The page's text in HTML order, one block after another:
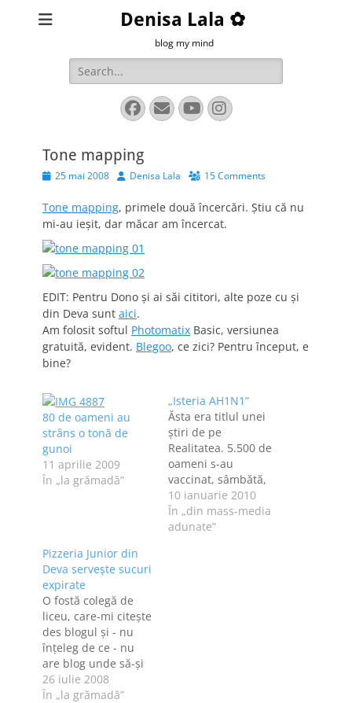
Denisa Lala ✿
blog my mind
Search
for:
Facebook
EmailYouTube
Instagram
Tone mapping
Posted
25 mai 2008 AuthorDenisa Lala 15 Comments
Tone mapping, primele două încercări. Ştiu că nu
mi-au ieşit, dar măcar am încercat.
EDIT: Pentru Dono şi ai săi cititori, alte poze cu şi
din Deva sunt aici.
Am folosit softul Photomatix Basic, versiunea
gratuită, evident. Blegoo, ce zici? Pentru început, e
bine?
80 de oameni au
strâns o tonă de
gunoi
11 aprilie 2009
În „la grămadă”
„Isteria AH1N1”
Ăsta era titlul unei
ştiri de pe
Realitatea. 5.500 de
oameni s-au
vaccinat, sâmbătă,
împotriva gripei noi.
Gripă nouă, pentru
că, mă-nţelegi, nu
10 ianuarie 2010
În „din mass-media
adunate”
Pizzeria Junior din
Deva serveşte sucuri
expirate
O fostă colegă de
liceu, care-mi citeşte
des blogul şi - nu
înţeleg de ce - nu
are blog unde să-şi
spună oful, m-a
rugat să i-l public
26 iulie 2008
În „la grămadă”